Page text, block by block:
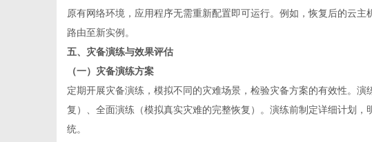
原有网络环境，应用程序无需重新配置即可运行。例如，恢复后的云
路由至新实例。
五、灾备演练与效果评估
（一）灾备演练方案
定期开展灾备演练，模拟不同的灾难场景，检验灾备方案的有效性。
复）、全面演练（模拟真实灾难的完整恢复）。演练前制定详细计划
统。